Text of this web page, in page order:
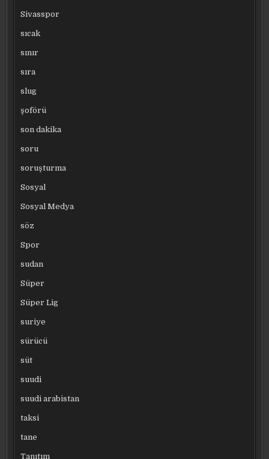
Sivasspor
sıcak
sınır
sıra
slug
şoförü
son dakika
soru
soruşturma
Sosyal
Sosyal Medya
söz
Spor
sudan
Süper
Süper Lig
suriye
sürücü
süt
suudi
suudi arabistan
taksi
tane
Tanıtım